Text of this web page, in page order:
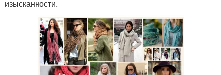
изысканности.